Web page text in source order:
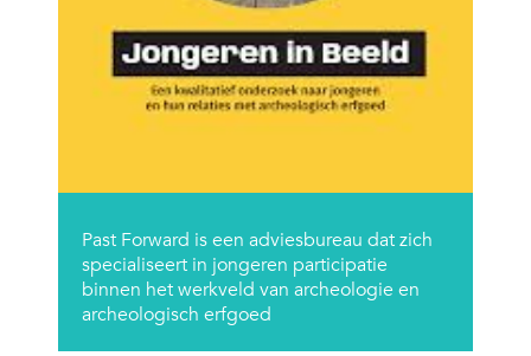
Past Forward is een adviesbureau dat zich
specialiseert in jongeren participatie
binnen het werkveld van archeologie en
archeologisch erfgoed